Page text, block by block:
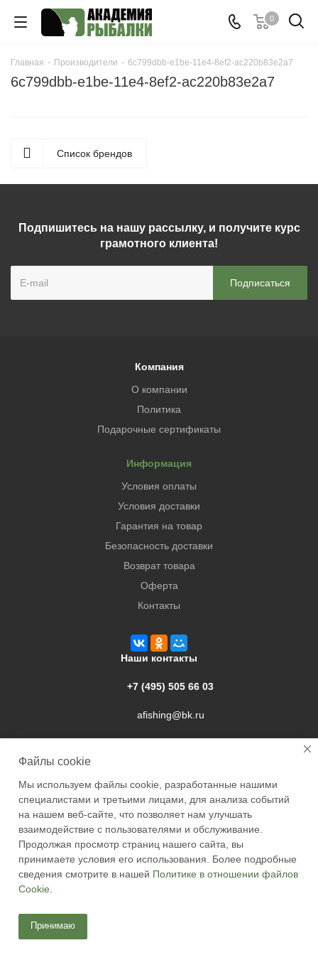
0
Главная - Производители - 6c799dbb-e1be-11e4-8ef2-ac220b83e2a7
6c799dbb-e1be-11e4-8ef2-ac220b83e2a7
Список брендов
Подпишитесь на нашу рассылку, и получите курс
грамотного клиента!
Компания
О компании
Политика
Подарочные сертификаты
Информация
Условия оплаты
Условия доставки
Гарантия на товар
Безопасность доставки
Возврат товара
Оферта
Контакты
Наши контакты
+7 (495) 505 66 03
afishing@bk.ru
2026 © Academyfishing - продажа товаров для рыбалки по
Москве и России
Файлы cookie
Мы используем файлы cookie, разработанные нашими
специалистами и третьими лицами, для анализа событий
на нашем веб-сайте, что позволяет нам улучшать
взаимодействие с пользователями и обслуживание.
Продолжая просмотр страниц нашего сайта, вы
принимаете условия его использования. Более подробные
сведения смотрите в нашей Политике в отношении файлов
Cookie
Принимаю